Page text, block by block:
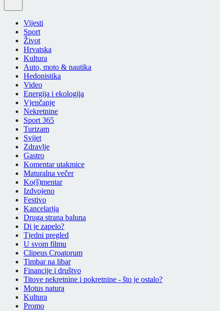
Vijesti
Sport
Život
Hrvatska
Kultura
Auto, moto & nautika
Hedonistika
Video
Energija i ekologija
Vjenčanje
Nekretnine
Sport 365
Turizam
Svijet
Zdravlje
Gastro
Komentar utakmice
Maturalna večer
Ko(š)mentar
Izdvojeno
Festivo
Kancelarija
Druga strana baluna
Di je zapelo?
Tjedni pregled
U svom filmu
Clipeus Croatorum
Timbar na libar
Financije i društvo
Titove nekretnine i pokretnine - što je ostalo?
Motus natura
Kultura
Promo